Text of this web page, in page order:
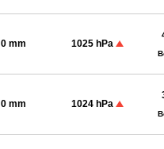
0 mm 1025 hPa
0 mm 1024 hPa